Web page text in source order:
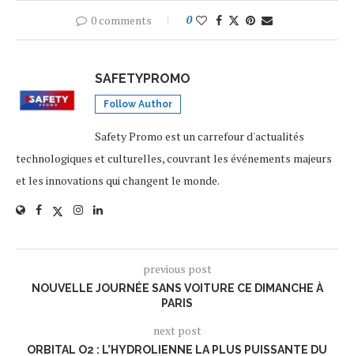
0 comments 0
SAFETYPROMO
Follow Author
Safety Promo est un carrefour d'actualités
technologiques et culturelles, couvrant les événements majeurs
et les innovations qui changent le monde.
previous post
NOUVELLE JOURNÉE SANS VOITURE CE DIMANCHE À
PARIS
next post
ORBITAL O2 : L’HYDROLIENNE LA PLUS PUISSANTE DU